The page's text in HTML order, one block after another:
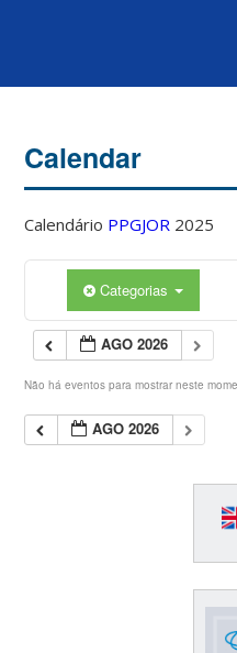
Calendar
Calendário PPGJOR 2025
Categorias
AGO 2026
Não há eventos para mostrar neste
AGO 2026